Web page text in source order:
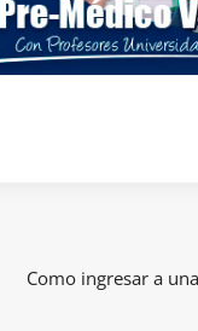
Como ingresar a